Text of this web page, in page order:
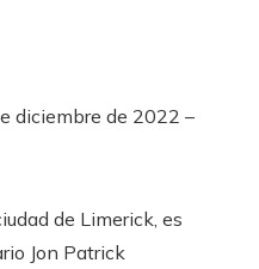
diciembre de 2022 –
de Limerick, es
Jon Patrick